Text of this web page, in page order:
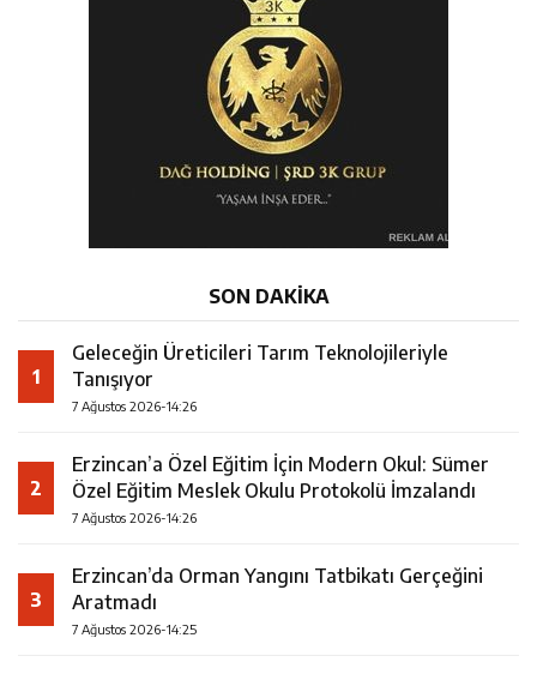
SON DAKİKA
1
Geleceğin Üreticileri Tarım Teknolojileriyle
Tanışıyor
7 Ağustos 2026-14:26
2
Erzincan’a Özel Eğitim İçin Modern Okul: Sümer
Özel Eğitim Meslek Okulu Protokolü İmzalandı
7 Ağustos 2026-14:26
3
Erzincan’da Orman Yangını Tatbikatı Gerçeğini
Aratmadı
7 Ağustos 2026-14:25